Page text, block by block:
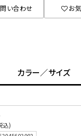
い合わせ お
カラー／サイズ
込)